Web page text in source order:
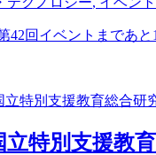
42回イベントまであ
特別支援教